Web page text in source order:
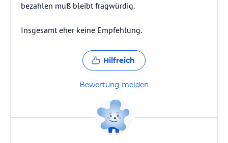
bezahlen muß bleibt fragwürdig.
Insgesamt eher keine Empfehlung.
Hilfreich
Bewertung melden